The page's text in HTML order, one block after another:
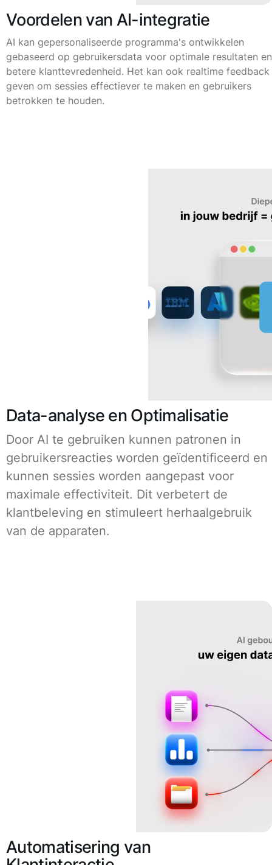
Voordelen van AI-integratie
AI kan gepersonaliseerde programma's ontwikkelen
gebaseerd op gebruikersdata voor optimale resultaten en
betere klanttevredenheid. Het kan ook realtime feedback
geven om sessies effectiever te maken en gebruikers
betrokken te houden.
Data-analyse en Optimalisatie
Door AI te gebruiken kunnen patronen in
gebruikersreacties worden geïdentificeerd en
kunnen sessies worden aangepast voor
maximale effectiviteit. Dit verbetert de
klantbeleving en stimuleert herhaalgebruik
van de apparaten.
Automatisering van